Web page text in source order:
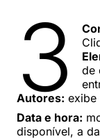
3
de
Autores: exibe
Data e hora:
disponível, a